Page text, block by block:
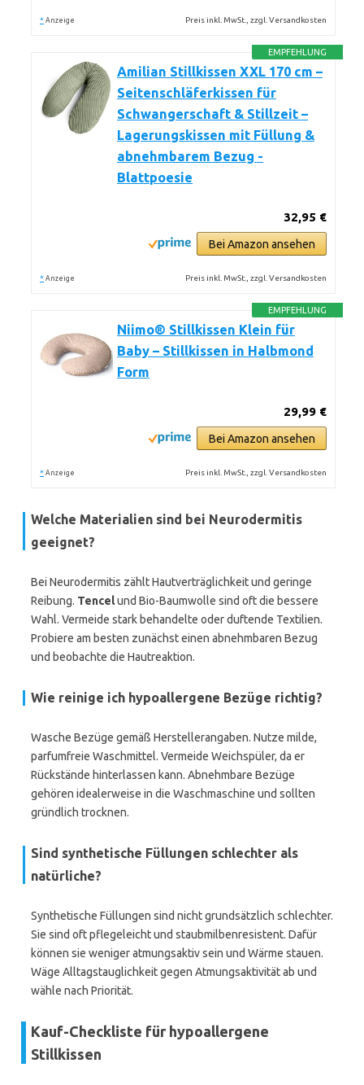
* Anzeige Preis inkl. MwSt., zzgl. Versandkosten
EMPFEHLUNG
Amilian Stillkissen XXL 170 cm –
Seitenschläferkissen für
Schwangerschaft & Stillzeit –
Lagerungskissen mit Füllung &
abnehmbarem Bezug -
Blattpoesie
32,95 €
Bei Amazon ansehen
* Anzeige Preis inkl. MwSt., zzgl. Versandkosten
EMPFEHLUNG
Niimo® Stillkissen Klein für
Baby – Stillkissen in Halbmond
Form
29,99 €
Bei Amazon ansehen
* Anzeige Preis inkl. MwSt., zzgl. Versandkosten
Welche Materialien sind bei Neurodermitis
geeignet?
Bei Neurodermitis zählt Hautverträglichkeit und geringe
Reibung. Tencelund Bio-Baumwolle sind oft die bessere
Wahl. Vermeide stark behandelte oder duftende Textilien.
Probiere am besten zunächst einen abnehmbaren Bezug
und beobachte die Hautreaktion.
Wie reinige ich hypoallergene Bezüge richtig?
Wasche Bezüge gemäß Herstellerangaben. Nutze milde,
parfumfreie Waschmittel. Vermeide Weichspüler, da er
Rückstände hinterlassen kann. Abnehmbare Bezüge
gehören idealerweise in die Waschmaschine und sollten
gründlich trocknen.
Sind synthetische Füllungen schlechter als
natürliche?
Synthetische Füllungen sind nicht grundsätzlich schlechter.
Sie sind oft pflegeleicht und staubmilbenresistent. Dafür
können sie weniger atmungsaktiv sein und Wärme stauen.
Wäge Alltagstauglichkeit gegen Atmungsaktivität ab und
wähle nach Priorität.
Kauf-Checkliste für hypoallergene
Stillkissen